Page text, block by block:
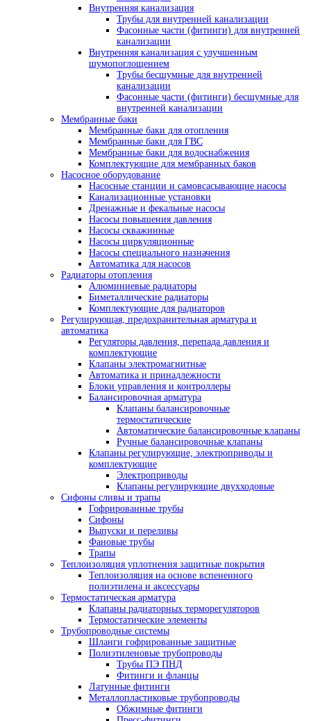
Внутренняя канализация
Трубы для внутренней канализации
Фасонные части (фитинги) для внутренней
канализации
Внутренняя канализация с улучшенным
шумопоглощением
Трубы бесшумные для внутренней
канализации
Фасонные части (фитинги) бесшумные для
внутренней канализации
Мембранные баки
Мембранные баки для отопления
Мембранные баки для ГВС
Мембранные баки для водоснабжения
Комплектующие для мембранных баков
Насосное оборудование
Насосные станции и самовсасывающие насосы
Канализационные установки
Дренажные и фекальные насосы
Насосы повышения давления
Насосы скважинные
Насосы циркуляционные
Насосы специального назначения
Автоматика для насосов
Радиаторы отопления
Алюминиевые радиаторы
Биметаллические радиаторы
Комплектующие для радиаторов
Регулирующая, предохранительная арматура и
автоматика
Регуляторы давления, перепада давления и
комплектующие
Клапаны электромагнитные
Автоматика и принадлежности
Блоки управления и контроллеры
Балансировочная арматура
Клапаны балансировочные
термостатические
Автоматические балансировочные клапаны
Ручные балансировочные клапаны
Клапаны регулирующие, электроприводы и
комплектующие
Электроприводы
Клапаны регулирующие двухходовые
Сифоны сливы и трапы
Гофрированные трубы
Сифоны
Выпуски и переливы
Фановые трубы
Трапы
Теплоизоляция уплотнения защитные покрытия
Теплоизоляция на основе вспененного
полиэтилена и аксессуары
Термостатическая арматура
Клапаны радиаторных терморегуляторов
Термостатические элементы
Трубопроводные системы
Шланги гофрированные защитные
Полиэтиленовые трубопроводы
Трубы ПЭ ПНД
Фитинги и фланцы
Латунные фитинги
Металлопластиковые трубопроводы
Обжимные фитинги